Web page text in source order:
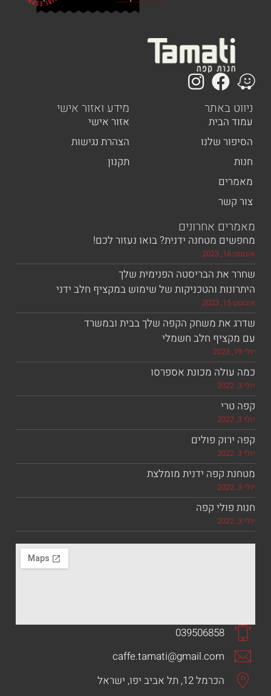
באתר
שלנו
מידע ואזור אישי
אזור אישי
הצהרת נגישות
אחרונים
מטחנה ידנית? בואו נעזור לכם!
הבריסטה הפנימית שלך
והטכניקות של שימוש במקציף חלב ידני
משחק הקפה שלך בבית ובמשרד
חלב חשמלי
מכונת אספרסו
פולים
קפה ידנית מומלצת
קפה
039506858
caffe.tamati@gmail.com
הכרמל 12, תל אביב יפו, ישראל